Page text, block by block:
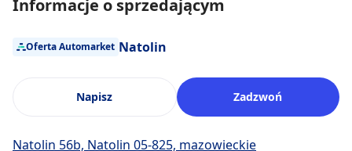
Informacje o sprzedającym
Oferta Automarket Natolin
Napisz Zadzwoń
Natolin 56b, Natolin 05-825, mazowieckie